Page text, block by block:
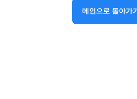
메인으로 돌아가기